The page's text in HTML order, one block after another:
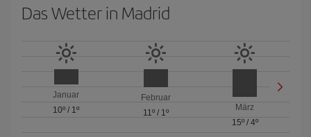
Das Wetter in Madrid
Januar
10º / 1º
Februar
11º/ 1º
März
15º/ 4º